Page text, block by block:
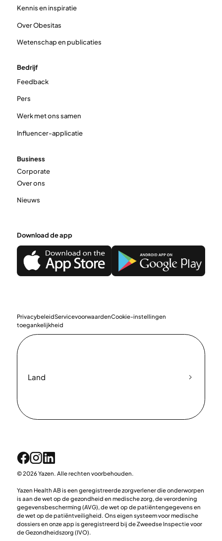
Kennis en inspiratie
Over Obesitas
Wetenschap en publicaties
Bedrijf
Feedback
Pers
Werk met ons samen
Influencer-applicatie
Business
Corporate
Over ons
Nieuws
Download de app
PrivacybeleidServicevoorwaardenCookie-instellingen
toegankelijkheid
Land
© 2026 Yazen. Alle rechten voorbehouden.
Yazen Health AB is een geregistreerde zorgverlener die onderworpen
is aan de wet op de gezondheid en medische zorg, de verordening
gegevensbescherming (AVG), de wet op de patiëntengegevens en
de wet op de patiëntveiligheid. Ons eigen systeem voor medische
dossiers en onze app is geregistreerd bij de Zweedse Inspectie voor
de Gezondheidszorg (IVO).